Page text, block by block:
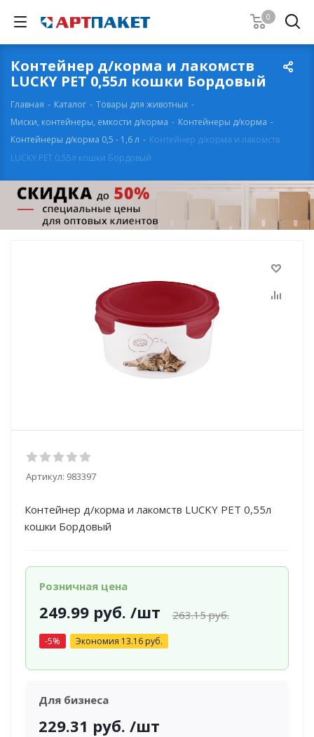
0
Контейнер д/корма и лакомств
LUCKY PET 0,55л кошки Бордовый
Главная - Каталог - Товары для животных -
Миски, контейнеры, емкости д/корма - Контейнеры д/корма -
Контейнеры д/корма 0,5 - 1,6 л - Контейнер д/корма и лакомств
LUCKY PET 0,55л кошки Бордовый
Артикул: 983397
Контейнер д/корма и лакомств LUCKY PET 0,55л
кошки Бордовый
Розничная цена
249.99руб. /шт 263.15руб.
-5% Экономия 13.16руб.
Для бизнеса
229.31 руб. /шт